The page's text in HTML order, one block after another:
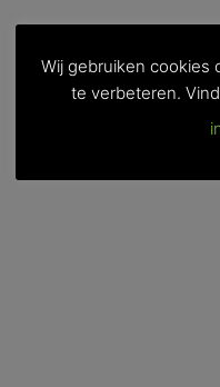
Wij gebruiken cookies
te verbeteren.